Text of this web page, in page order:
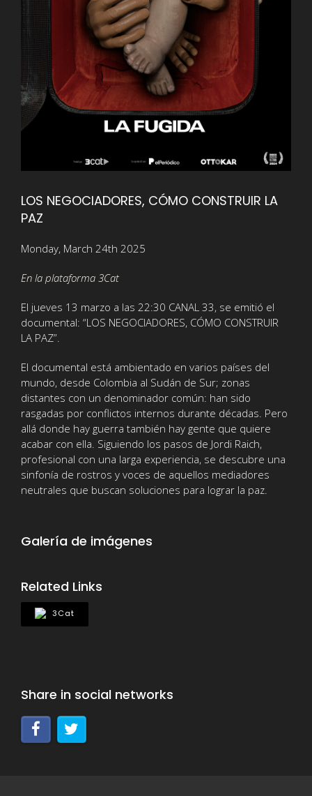
LOS NEGOCIADORES, CÓMO CONSTRUIR LA
PAZ
Monday, March 24th 2025
En la plataforma 3Cat
El jueves 13 marzo a las 22:30 CANAL 33, se emitió el
documental: “LOS NEGOCIADORES, CÓMO CONSTRUIR
LA PAZ”.
El documental está ambientado en varios países del
mundo, desde Colombia al Sudán de Sur; zonas
distantes con un denominador común: han sido
rasgadas por conflictos internos durante décadas. Pero
allá donde hay guerra también hay gente que quiere
acabar con ella. Siguiendo los pasos de Jordi Raich,
profesional con una larga experiencia, se descubre una
sinfonía de rostros y voces de aquellos mediadores
neutrales que buscan soluciones para lograr la paz.
Galería de imágenes
Related Links
3Cat
Share in social networks